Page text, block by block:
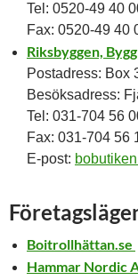
Tel: 0520-49 40
Fax: 0520-49 40
Riksbyggen,
Postadress: Box
Besöksadress:
Tel: 031-704 56
Fax: 031-704 56
E-post:
Boitrollhättan.se
Hammar Nordic